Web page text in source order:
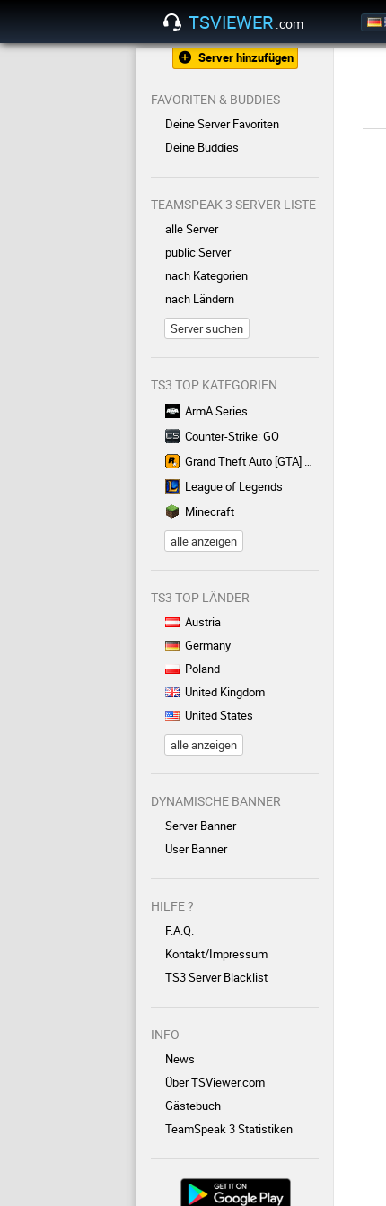
TSVIEWER .com
Server hinzufügen
FAVORITEN & BUDDIES
Deine Server Favoriten
Deine Buddies
TEAMSPEAK 3 SERVER LISTE
alle Server
public Server
nach Kategorien
nach Ländern
Server suchen
TS3 TOP KATEGORIEN
ArmA Series
Counter-Strike: GO
Grand Theft Auto [GTA] Series
League of Legends
Minecraft
alle anzeigen
TS3 TOP LÄNDER
Austria
Germany
Poland
United Kingdom
United States
alle anzeigen
DYNAMISCHE BANNER
Server Banner
User Banner
HILFE ?
F.A.Q.
Kontakt/Impressum
TS3 Server Blacklist
INFO
News
Über TSViewer.com
Gästebuch
TeamSpeak 3 Statistiken